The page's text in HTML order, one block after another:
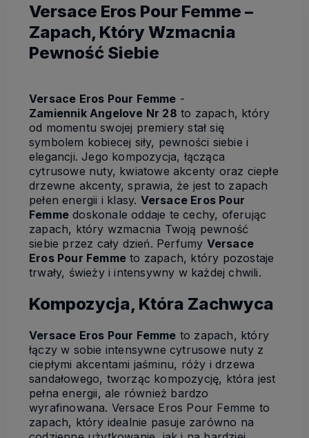
Versace Eros Pour Femme –
Zapach, Który Wzmacnia
Pewność Siebie
Versace Eros Pour Femme -
Zamiennik Angelove Nr 28 to zapach, który
od momentu swojej premiery stał się
symbolem kobiecej siły, pewności siebie i
elegancji. Jego kompozycja, łącząca
cytrusowe nuty, kwiatowe akcenty oraz ciepłe
drzewne akcenty, sprawia, że jest to zapach
pełen energii i klasy. Versace Eros Pour
Femme doskonale oddaje te cechy, oferując
zapach, który wzmacnia Twoją pewność
siebie przez cały dzień. Perfumy Versace
Eros Pour Femme to zapach, który pozostaje
trwały, świeży i intensywny w każdej chwili.
Kompozycja, Która Zachwyca
Versace Eros Pour Femme to zapach, który
łączy w sobie intensywne cytrusowe nuty z
ciepłymi akcentami jaśminu, róży i drzewa
sandałowego, tworząc kompozycję, która jest
pełna energii, ale również bardzo
wyrafinowana. Versace Eros Pour Femme to
zapach, który idealnie pasuje zarówno na